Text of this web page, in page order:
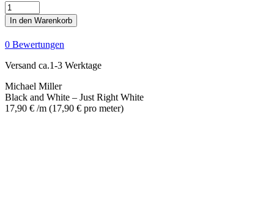
Black
and
White
-
Just
Right
White
Menge
In den Warenkorb
0 Bewertungen
Versand ca.1-3 Werktage
Michael Miller
Black and White – Just Right White
17,90 € /m (17,90 € pro meter)